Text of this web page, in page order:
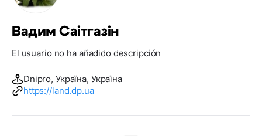
Вадим Саітгазін
El usuario no ha añadido descripción
Dnipro, Україна, Україна
https://land.dp.ua